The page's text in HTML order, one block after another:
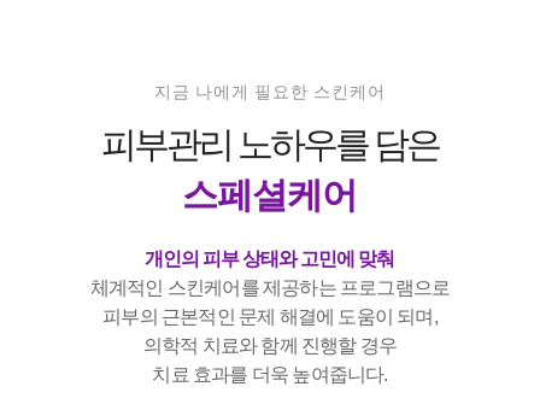
지금 나에게 필요한 스킨케어
피부관리 노하우를 담은
스페셜케어
개인의 피부 상태와 고민에 맞춰
체계적인 스킨케어를 제공하는 프로그램으로
피부의 근본적인 문제 해결에 도움이 되며,
의학적 치료와 함께 진행할 경우
치료 효과를 더욱 높여줍니다.